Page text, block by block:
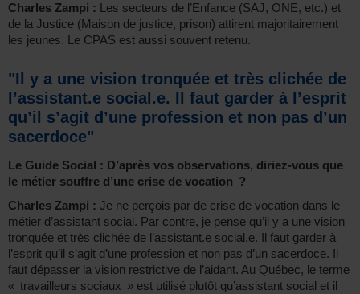
Charles Zampi : Les secteurs de l’Enfance (SAJ, ONE, etc.) et
de la Justice (Maison de justice, prison) attirent majoritairement
les jeunes. Le CPAS est aussi souvent retenu.
"Il y a une vision tronquée et très clichée de
l’assistant.e social.e. Il faut garder à l’esprit
qu’il s’agit d’une profession et non pas d’un
sacerdoce"
Le Guide Social : D’après vos observations, diriez-vous que
le métier souffre d’une crise de vocation ?
Charles Zampi : Je ne perçois par de crise de vocation dans le
métier d’assistant social. Par contre, je pense qu’il y a une vision
tronquée et très clichée de l’assistant.e social.e. Il faut garder à
l’esprit qu’il s’agit d’une profession et non pas d’un sacerdoce. Il
faut dépasser la vision restrictive de l’aidant. Au Québec, le terme
« travailleurs sociaux » est utilisé plutôt qu’assistant social et il